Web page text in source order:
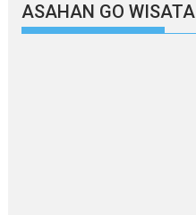
ASAHAN GO WISATA